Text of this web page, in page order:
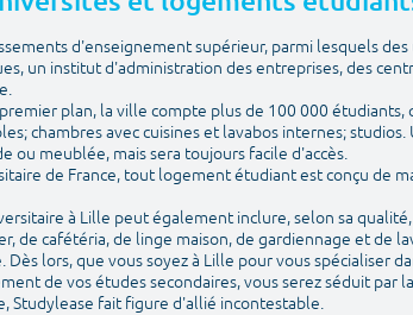
d'enseignement supérieur, parmi lesquels
un institut d'administration des entreprises, des
plan, la ville compte plus de 100 000 étudiants,
chambres avec cuisines et lavabos internes;
ou meublée, mais sera toujours facile d'accès.
de France, tout logement étudiant est conçu de
à Lille peut également inclure, selon sa
de cafétéria, de linge maison, de gardiennage et de
Dès lors, que vous soyez à Lille pour vous spécialiser
de vos études secondaires, vous serez séduit par
Studylease fait figure d'allié incontestable.